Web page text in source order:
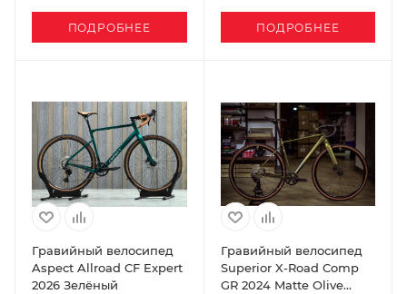
ПОДРОБНЕЕ ПОДРОБНЕЕ
Гравийный велосипед
Aspect Allroad CF Expert
2026 Зелёный
Гравийный велосипед
Superior X-Road Comp
GR 2024 Matte Olive